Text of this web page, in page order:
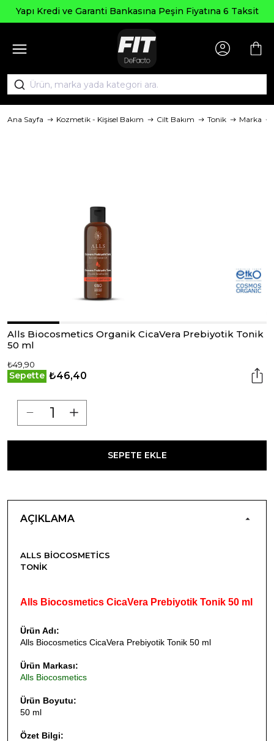
Yapı Kredi ve Garanti Bankasına Peşin Fiyatına 6 Taksit
Ana Sayfa Kozmetik - Kişisel Bakım Cilt Bakım Tonik Marka
Alls Biocosmetics Organik CicaVera Prebiyotik Tonik
50 ml
₺49,90
Sepette ₺46,40
SEPETE EKLE
AÇIKLAMA
ALLS BIOCOSMETICS
TONIK
Alls Biocosmetics CicaVera Prebiyotik Tonik 50 ml
Ürün Adı:
Alls Biocosmetics CicaVera Prebiyotik Tonik 50 ml
Ürün Markası:
Alls Biocosmetics
Ürün Boyutu:
50 ml
Özet Bilgi: